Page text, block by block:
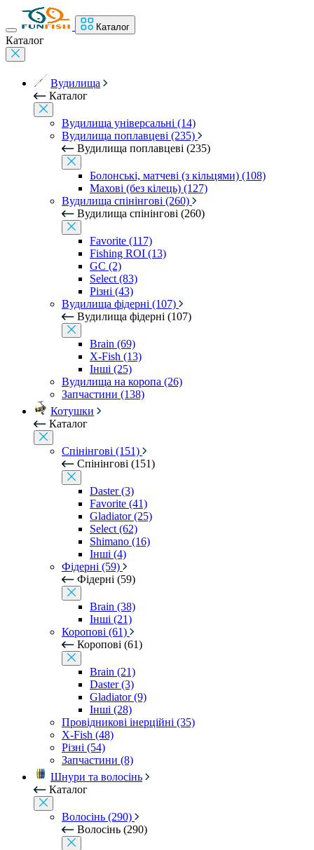
Каталог
Каталог
Вудилища
Каталог
Вудилища універсальні (14)
Вудилища поплавцеві (235)
Вудилища поплавцеві (235)
Болонські, матчеві (з кільцями) (108)
Махові (без кілець) (127)
Вудилища спінінгові (260)
Вудилища спінінгові (260)
Favorite (117)
Fishing ROI (13)
GC (2)
Select (83)
Різні (43)
Вудилища фідерні (107)
Вудилища фідерні (107)
Brain (69)
X-Fish (13)
Інші (25)
Вудилища на коропа (26)
Запчастини (138)
Котушки
Каталог
Спінінгові (151)
Спінінгові (151)
Daster (3)
Favorite (41)
Gladiator (25)
Select (62)
Shimano (16)
Інші (4)
Фідерні (59)
Фідерні (59)
Brain (38)
Інші (21)
Коропові (61)
Коропові (61)
Brain (21)
Daster (3)
Gladiator (9)
Інші (28)
Провідникові інерційні (35)
X-Fish (48)
Різні (54)
Запчастини (8)
Шнури та волосінь
Каталог
Волосінь (290)
Волосінь (290)